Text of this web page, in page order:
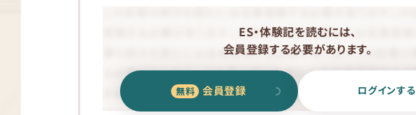
ES・体験記を読むには、
会員登録する必要があります。
会員登録 ログインする